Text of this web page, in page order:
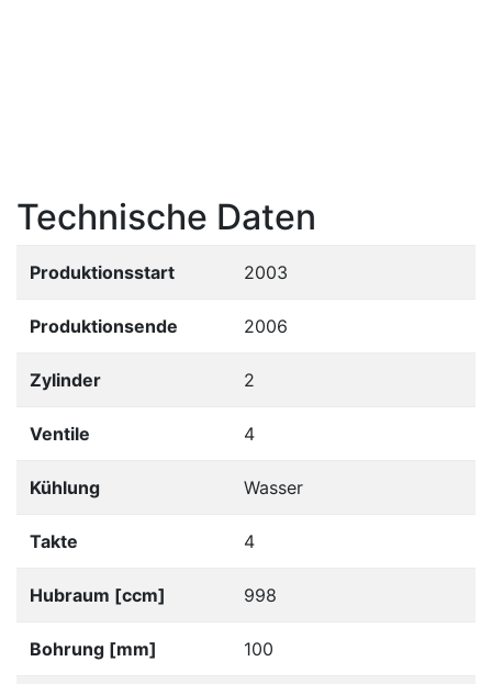
Technische Daten
Produktionsstart 2003
Produktionsende 2006
Zylinder 2
Ventile 4
Kühlung Wasser
Takte 4
Hubraum [ccm] 998
Bohrung [mm] 100